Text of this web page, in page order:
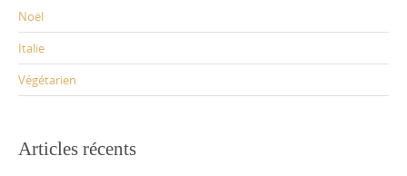
Noël
Italie
Végétarien
Articles récents